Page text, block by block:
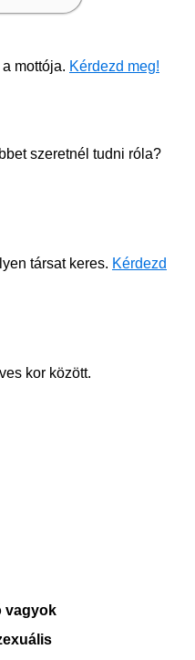
mottója. Kérdezd meg!
szeretnél tudni róla?
társat keres. Kérdezd
kor között.
vagyok